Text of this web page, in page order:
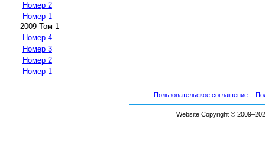
Номер 2
Номер 1
2009 Том 1
Номер 4
Номер 3
Номер 2
Номер 1
Пользовательское соглашение
Website Copyright ©